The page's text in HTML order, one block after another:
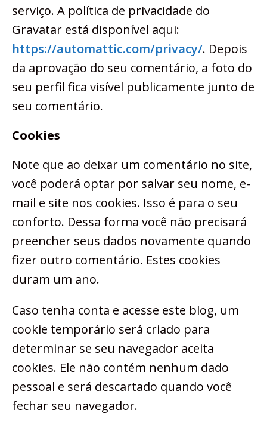
serviço. A política de privacidade do
Gravatar está disponível aqui:
https://automattic.com/privacy/. Depois
da aprovação do seu comentário, a foto do
seu perfil fica visível publicamente junto de
seu comentário.
Cookies
Note que ao deixar um comentário no site,
você poderá optar por salvar seu nome, e-
mail e site nos cookies. Isso é para o seu
conforto. Dessa forma você não precisará
preencher seus dados novamente quando
fizer outro comentário. Estes cookies
duram um ano.
Caso tenha conta e acesse este blog, um
cookie temporário será criado para
determinar se seu navegador aceita
cookies. Ele não contém nenhum dado
pessoal e será descartado quando você
fechar seu navegador.